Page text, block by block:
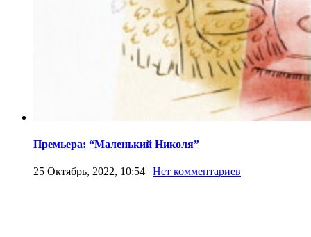
Премьера: “Маленький Николя”
25 Октябрь, 2022, 10:54 | Нет комментариев